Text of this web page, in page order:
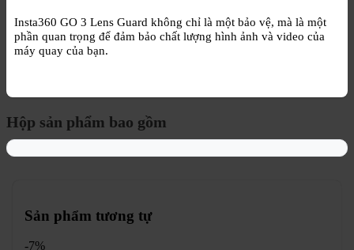
Insta360 GO 3 Lens Guard không chỉ là một bảo vệ, mà là một
phần quan trọng để đảm bảo chất lượng hình ảnh và video của
máy quay của bạn.
Hộp sản phẩm bao gồm
Sản phẩm tương tự
-7%